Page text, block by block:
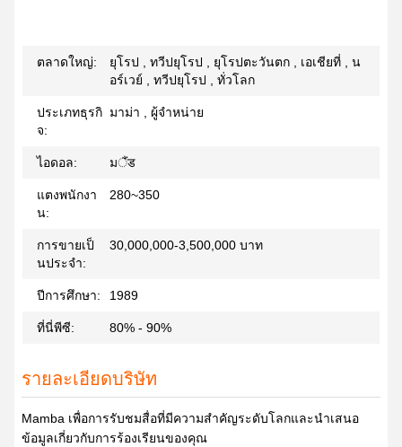
ตลาดใหญ่:
ยุโรป , ทวีปยุโรป , ยุโรปตะวันตก , เอเชียที่ , น
อร์เวย์ , ทวีปยุโรป , ทั่วโลก
ประเภทธุรกิ
จ:
มาม่า , ผู้จำหน่าย
ไอดอล: มैंड
แตงพนักงา
น:
280~350
การขายเป็
นประจำ:
30,000,000-3,500,000 บาท
ปีการศึกษา: 1989
ที่นี่พีซี: 80% - 90%
รายละเอียดบริษัท
Mamba เพื่อการรับชมสื่อที่มีความสำคัญระดับโลกและนำเสนอ
ข้อมูลเกี่ยวกับการร้องเรียนของคุณ